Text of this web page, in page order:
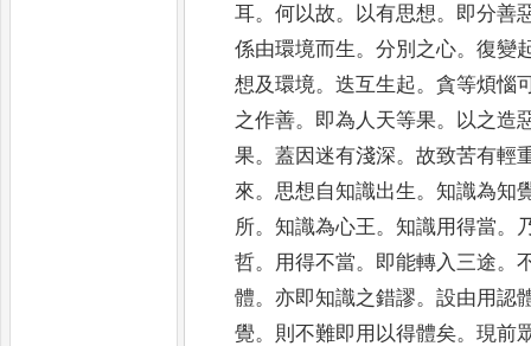
耳。何以故。 以有思想 。
即分善
係由環境而生 。分別之心。復變
想及環境。迭互生起。貪等煩惱
之作善。 即為人天等果。
以之造
果。蓋因迷有淺深。故致苦有輕
來。 思想自知識出生 。知識為知
所。知識為心王。知識用得當。
哲。 用得不當。 即能轉入三途。
體。亦即知識之錯謬。設由用認
覺。 則不難即用以得體矣。現前